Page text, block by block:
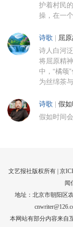
护着村民
操，在一
诗歌 | 屈
诗人白河
将屈原精
中，“橘颂
为丝绵茶
诗歌 | 假如
假如时间
文艺报社版权所有 | 京
闻
地址：北京市朝阳区
本网站有部分内容来自